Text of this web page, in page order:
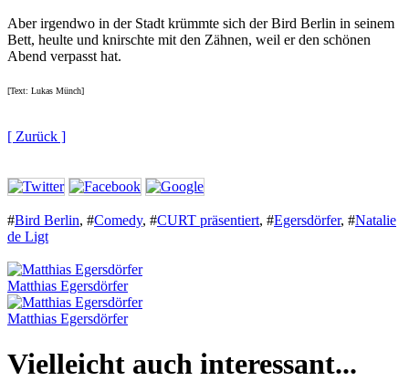
Aber irgendwo in der Stadt krümmte sich der Bird Berlin in seinem
Bett, heulte und knirschte mit den Zähnen, weil er den schönen
Abend verpasst hat.
[Text: Lukas Münch]
[ Zurück ]
#Bird Berlin, #Comedy, #CURT präsentiert, #Egersdörfer, #Natalie
de Ligt
Matthias Egersdörfer
Matthias Egersdörfer
Vielleicht auch interessant...